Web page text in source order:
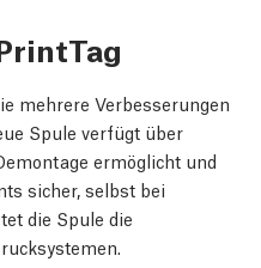
mehrere Verbesserungen
Spule verfügt über
ermöglicht und
sicher, selbst bei
die Spule die